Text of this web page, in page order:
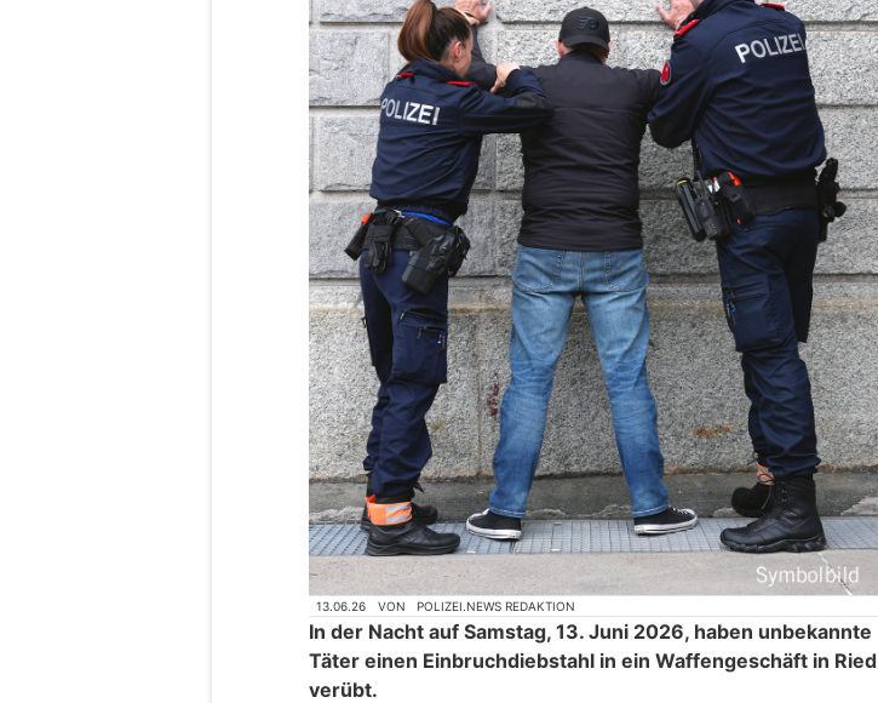
13.06.26 VON POLIZEI.NEWS REDAKTION
In der Nacht auf Samstag, 13. Juni 2026, haben unbekannte
Täter einen Einbruchdiebstahl in ein Waffengeschäft in Ried
verübt.